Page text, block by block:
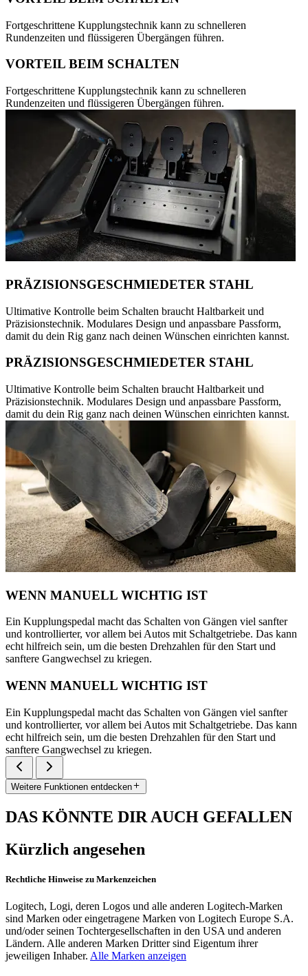
Fortgeschrittene Kupplungstechnik kann zu schnelleren
Rundenzeiten und flüssigeren Übergängen führen.
VORTEIL BEIM SCHALTEN
Fortgeschrittene Kupplungstechnik kann zu schnelleren
Rundenzeiten und flüssigeren Übergängen führen.
PRÄZISIONSGESCHMIEDETER STAHL
Ultimative Kontrolle beim Schalten braucht Haltbarkeit und
Präzisionstechnik. Modulares Design und anpassbare Passform,
damit du dein Rig ganz nach deinen Wünschen einrichten kannst.
PRÄZISIONSGESCHMIEDETER STAHL
Ultimative Kontrolle beim Schalten braucht Haltbarkeit und
Präzisionstechnik. Modulares Design und anpassbare Passform,
damit du dein Rig ganz nach deinen Wünschen einrichten kannst.
WENN MANUELL WICHTIG IST
Ein Kupplungspedal macht das Schalten von Gängen viel sanfter
und kontrollierter, vor allem bei Autos mit Schaltgetriebe. Das kann
echt hilfreich sein, um die besten Drehzahlen für den Start und
sanftere Gangwechsel zu kriegen.
WENN MANUELL WICHTIG IST
Ein Kupplungspedal macht das Schalten von Gängen viel sanfter
und kontrollierter, vor allem bei Autos mit Schaltgetriebe. Das kann
echt hilfreich sein, um die besten Drehzahlen für den Start und
sanftere Gangwechsel zu kriegen.
Weitere Funktionen entdecken
DAS KÖNNTE DIR AUCH GEFALLEN
Kürzlich angesehen
Rechtliche Hinweise zu Markenzeichen
Logitech, Logi, deren Logos und alle anderen Logitech-Marken
sind Marken oder eingetragene Marken von Logitech Europe S.A.
und/oder seinen Tochtergesellschaften in den USA und anderen
Ländern. Alle anderen Marken Dritter sind Eigentum ihrer
jeweiligen Inhaber. Alle Marken anzeigen